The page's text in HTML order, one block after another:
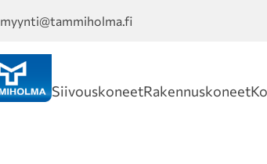
myynti@tammiholma.fi
SiivouskoneetRakennuskoneet